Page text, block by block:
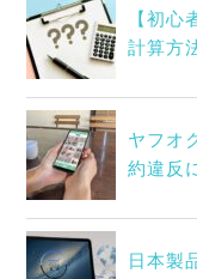
【初心
計算方
ヤフオ
約違反
日本製